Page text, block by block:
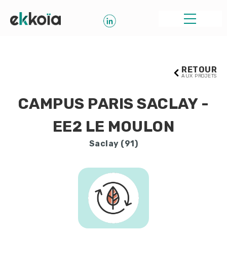
RETOUR
AUX PROJETS
CAMPUS PARIS SACLAY -
EE2 LE MOULON
Saclay (91)